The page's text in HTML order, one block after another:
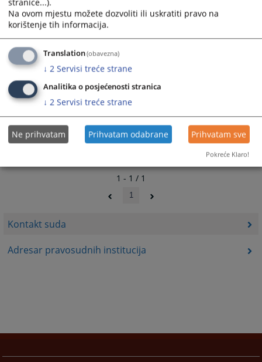
Kontakt suda
Adresar pravosudnih institucija
9552
1 - 1 / 1
1
Na ovom mjestu možete dozvoliti ili uskratiti pravo na
korištenje tih informacija.
Translation(obavezna)
↓ 2 Servisi treće strane
Analitika o posjećenosti stranica
↓ 2 Servisi treće strane
Ne prihvatam Prihvatam odabrane Prihvatam sve
Pokreće Klaro!